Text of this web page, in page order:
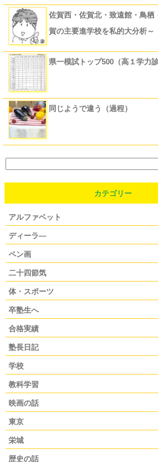
3ビュー
佐賀西・佐賀北・致遠館・鳥栖
賀の主要進学校を私的大分析～
2ビュー 県一模試トップ500（高１学力診
2ビュー 同じようで違う（過程）
カテゴリー
アルファベット
ディーラ―
ペン画
二十四節気
体・スポーツ
卒塾生へ
合格実績
塾長日記
学校
教科学習
映画の話
東京
栄城
歴史の話